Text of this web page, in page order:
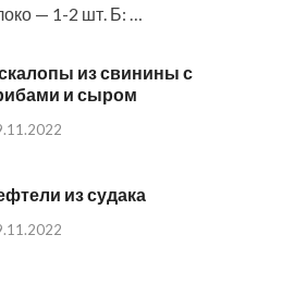
— 1-2 шт. Б: …
из свинины с
и сыром
из судака